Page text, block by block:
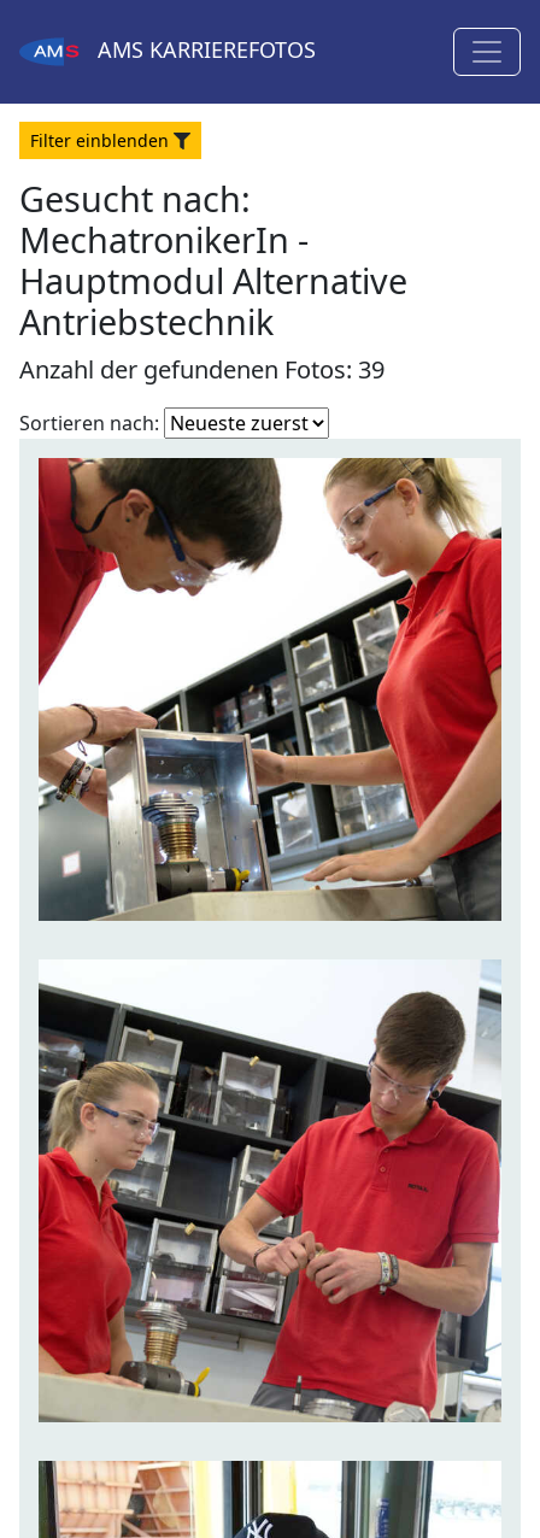
AMS KARRIEREFOTOS
Filter einblenden
Gesucht nach:
MechatronikerIn -
Hauptmodul Alternative
Antriebstechnik
Anzahl der gefundenen Fotos: 39
Sortieren nach: